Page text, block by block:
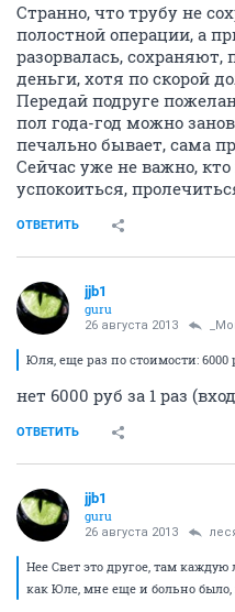
Странно, что трубу не
полостной операции, а
разорвалась, сохраняют,
деньги, хотя по скорой
Передай подруге
пол года-год можно
печально бывает, сама
Сейчас уже не важно, кто
успокоиться,
ОТВЕТИТЬ
jjb1
guru
26 августа 2013
Юля, еще раз по стоимости: 6000
нет 6000 руб за 1 раз
ОТВЕТИТЬ
jjb1
guru
26 августа 2013
Нее Свет это другое, там
как Юле, мне еще и больно